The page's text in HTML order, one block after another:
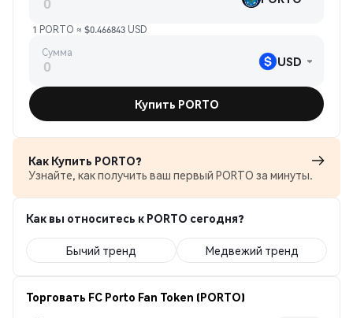
1 PORTO ≈ $0.466843 USD
Сумма
USD
Купить PORTO
Как Купить PORTO?
Узнайте, как получить ваш первый PORTO за минуты.
Как вы относитесь к PORTO сегодня?
Бычий тренд Медвежий тренд
Торговать FC Porto Fan Token (PORTO)